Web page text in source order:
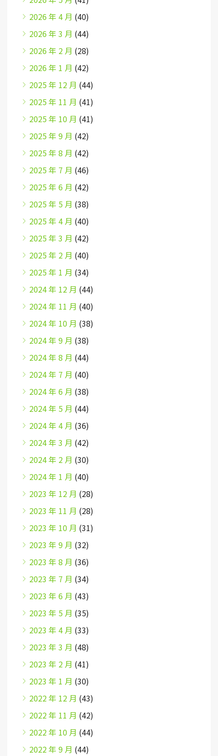
2026 年 4 月 (40)
2026 年 3 月 (44)
2026 年 2 月 (28)
2026 年 1 月 (42)
2025 年 12 月 (44)
2025 年 11 月 (41)
2025 年 10 月 (41)
2025 年 9 月 (42)
2025 年 8 月 (42)
2025 年 7 月 (46)
2025 年 6 月 (42)
2025 年 5 月 (38)
2025 年 4 月 (40)
2025 年 3 月 (42)
2025 年 2 月 (40)
2025 年 1 月 (34)
2024 年 12 月 (44)
2024 年 11 月 (40)
2024 年 10 月 (38)
2024 年 9 月 (38)
2024 年 8 月 (44)
2024 年 7 月 (40)
2024 年 6 月 (38)
2024 年 5 月 (44)
2024 年 4 月 (36)
2024 年 3 月 (42)
2024 年 2 月 (30)
2024 年 1 月 (40)
2023 年 12 月 (28)
2023 年 11 月 (28)
2023 年 10 月 (31)
2023 年 9 月 (32)
2023 年 8 月 (36)
2023 年 7 月 (34)
2023 年 6 月 (43)
2023 年 5 月 (35)
2023 年 4 月 (33)
2023 年 3 月 (48)
2023 年 2 月 (41)
2023 年 1 月 (30)
2022 年 12 月 (43)
2022 年 11 月 (42)
2022 年 10 月 (44)
2022 年 9 月 (44)